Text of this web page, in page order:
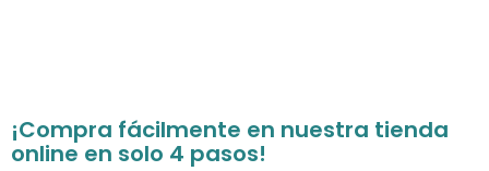
¡Compra fácilmente en nuestra tienda
online en solo 4 pasos!